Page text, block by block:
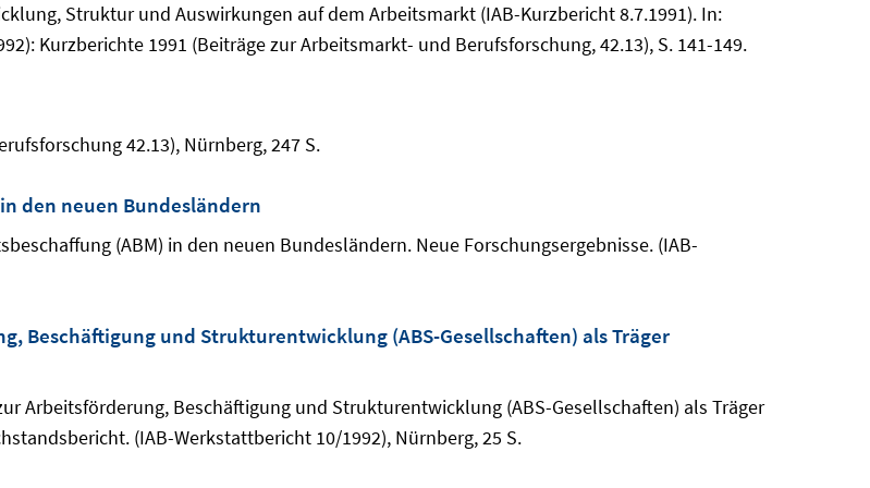
Struktur und Auswirkungen auf dem Arbeitsmarkt (IAB-Kurzbericht 8.7.1991). In:
Kurzberichte 1991 (Beiträge zur Arbeitsmarkt- und Berufsforschung, 42.13), S. 141-149.
42.13), Nürnberg, 247 S.
den neuen Bundesländern
(ABM) in den neuen Bundesländern. Neue Forschungsergebnisse. (IAB-
Beschäftigung und Strukturentwicklung (ABS-Gesellschaften) als Träger
Arbeitsförderung, Beschäftigung und Strukturentwicklung (ABS-Gesellschaften) als Träger
(IAB-Werkstattbericht 10/1992), Nürnberg, 25 S.